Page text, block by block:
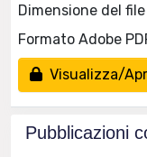
Dimensione del
Formato Adobe
Visualizza/
Pubblicazioni